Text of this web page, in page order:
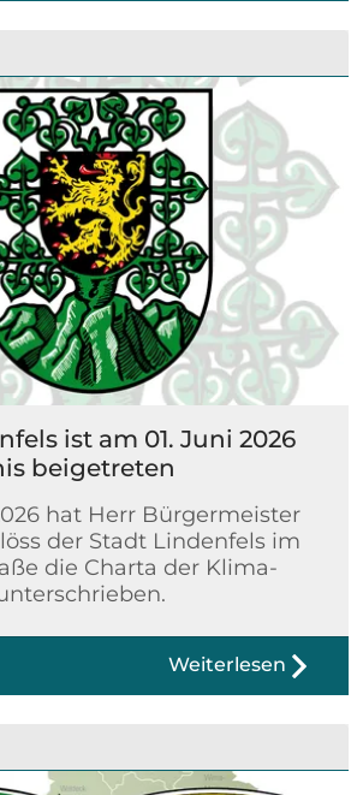
ist am 01. Juni 2026
beigetreten
hat Herr Bürgermeister
der Stadt Lindenfels im
die Charta der Klima-
Weiterlesen